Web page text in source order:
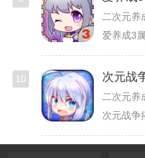
二次元养
10 次元战
二次元养